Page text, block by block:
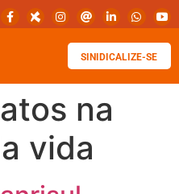
SINIDICALIZE-SE
na
vida